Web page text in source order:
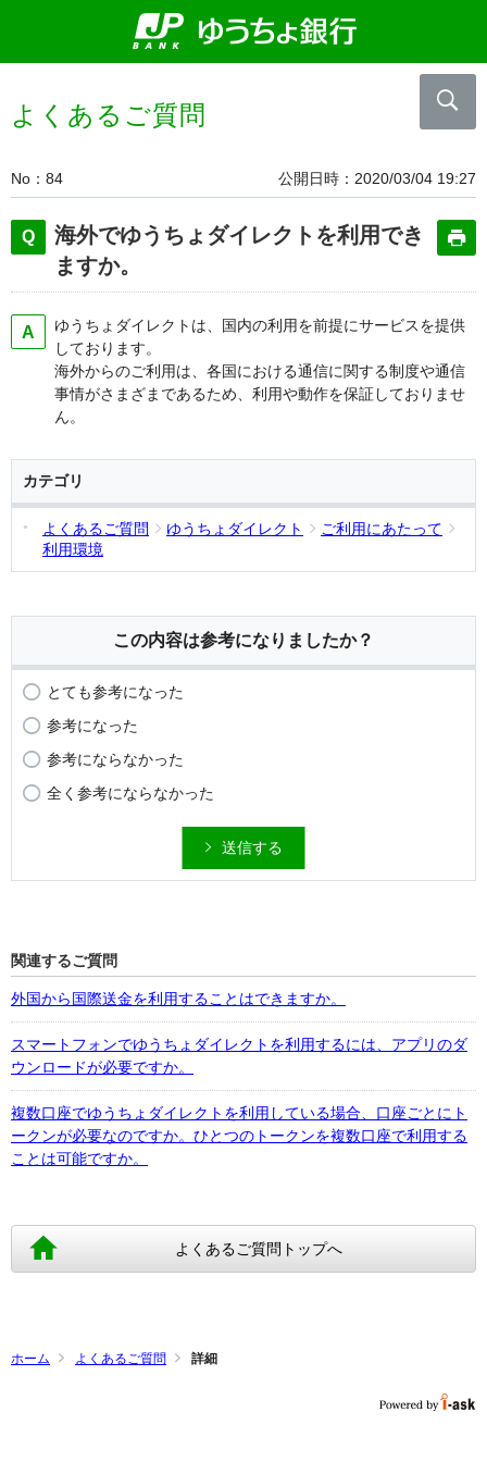
よくあるご質問
No 84 公開日時 2020/03/04 19:27
海外でゆうちょダイレクトを利用でき
ますか。
ゆうちょダイレクトは、国内の利用を前提にサービスを提供
しております。
海外からのご利用は、各国における通信に関する制度や通信
事情がさまざまであるため、利用や動作を保証しておりませ
ん。
カテゴリ
よくあるご質問 ゆうちょダイレクト
ご利用にあたって
利用環境
この内容は参考になりましたか？
とても参考になった
参考になった
参考にならなかった
全く参考にならなかった
送信する
関連するご質問
外国から国際送金を利用することはできますか。
スマートフォンでゆうちょダイレクトを利用するには、アプリのダ
ウンロードが必要ですか。
複数口座でゆうちょダイレクトを利用している場合、口座ごとにト
ークンが必要なのですか。ひとつのトークンを複数口座で利用する
ことは可能ですか。
よくあるご質問トップへ
ホーム よくあるご質問 詳細